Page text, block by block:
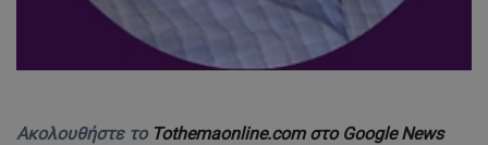
Ακολουθήστε το Tothemaonline.com στο Google News